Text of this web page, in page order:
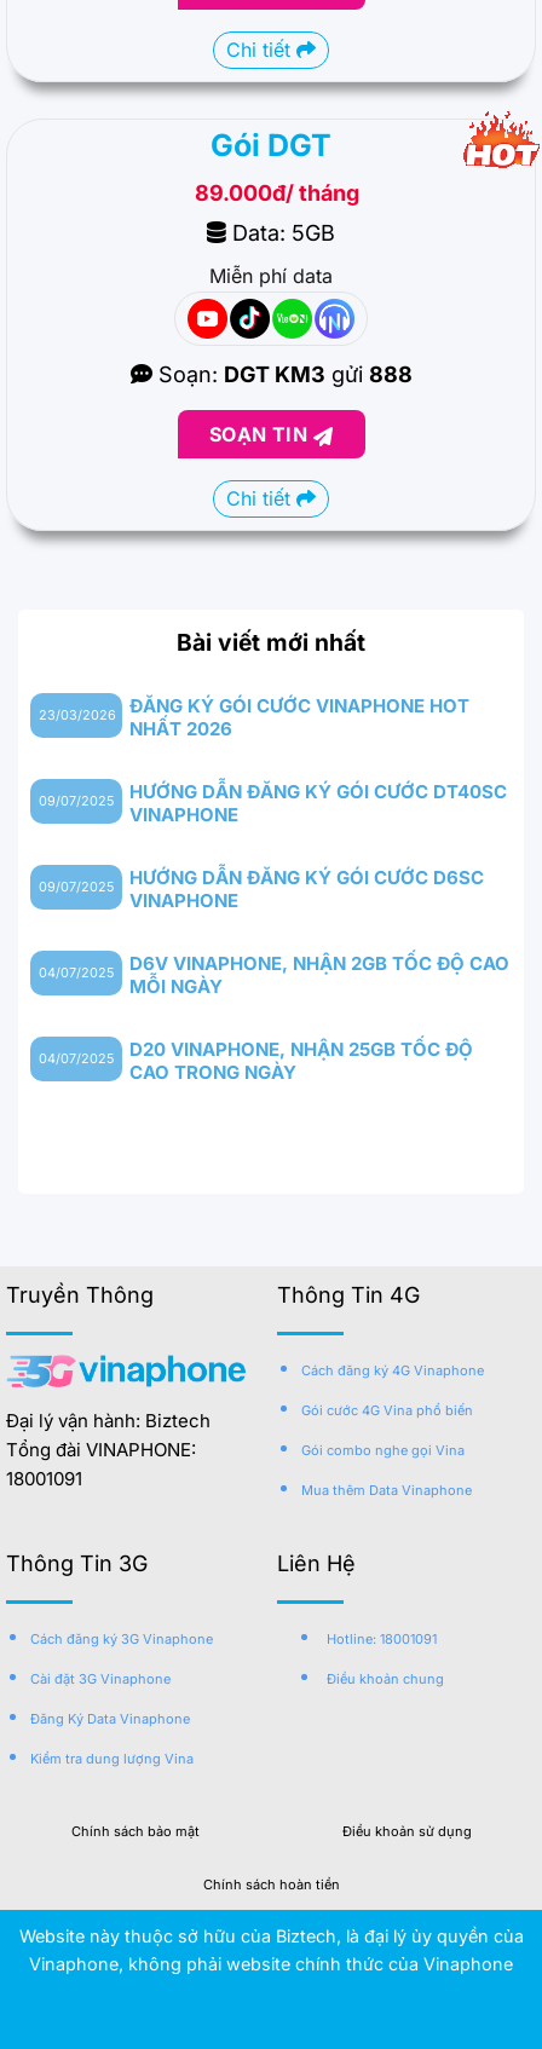
Chi tiết
Gói DGT
89.000đ/ tháng
Data: 5GB
Miễn phí data
Soạn: DGT KM3 gửi 888
SOẠN TIN
Chi tiết
Bài viết mới nhất
ĐĂNG KÝ GÓI CƯỚC VINAPHONE HOT
NHẤT 2026
23/03/2026
HƯỚNG DẪN ĐĂNG KÝ GÓI CƯỚC DT40SC
VINAPHONE
09/07/2025
HƯỚNG DẪN ĐĂNG KÝ GÓI CƯỚC D6SC
VINAPHONE
09/07/2025
D6V VINAPHONE, NHẬN 2GB TỐC ĐỘ CAO
MỖI NGÀY
04/07/2025
D20 VINAPHONE, NHẬN 25GB TỐC ĐỘ
CAO TRONG NGÀY
04/07/2025
Truyền Thông
Đại lý vận hành: Biztech
Tổng đài VINAPHONE:
18001091
Thông Tin 4G
Cách đăng ký 4G Vinaphone
Gói cước 4G Vina phổ biến
Gói combo nghe gọi Vina
Mua thêm Data Vinaphone
Thông Tin 3G
Cách đăng ký 3G Vinaphone
Cài đặt 3G Vinaphone
Đăng Ký Data Vinaphone
Kiểm tra dung lượng Vina
Liên Hệ
Hotline: 18001091
Điều khoản chung
Chính sách bảo mật Điều khoản sử dụng
Chính sách hoàn tiền
Website này thuộc sở hữu của Biztech, là đại lý ủy quyền của
Vinaphone, không phải website chính thức của Vinaphone